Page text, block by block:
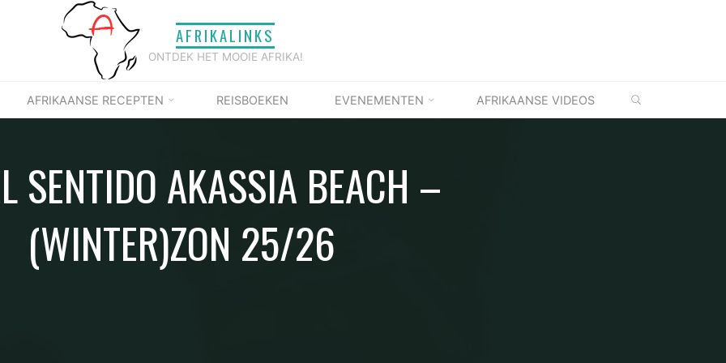
AFRIKALINKS
ONTDEK HET MOOIE AFRIKA!
AFRIKAANSE RECEPTEN REISBOEKEN EVENEMENTEN AFRIKAANSE VIDEOS
SENTIDO AKASSIA BEACH –
(WINTER)ZON 25/26